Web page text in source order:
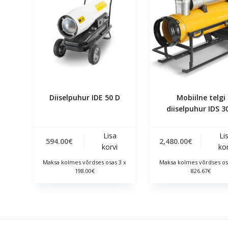
Diiselpuhur IDE 50 D
594.00€
Lisa
korvi
Maksa kolmes võrdses osas 3 x
198.00€
Mobiilne telgi
diiselpuhur IDS
2,480.00€
Maksa kolmes võrdses
826.67€